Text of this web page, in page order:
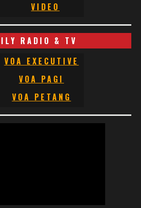
VIDEO
RADIO & TV
VOA EXECUTIVE
VOA PAGI
VOA PETANG